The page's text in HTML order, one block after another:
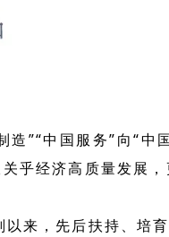
”“中国服务”向“中
乎经济高质量发展
来，先后扶持、培